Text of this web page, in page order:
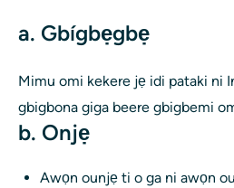
a. Gbígbẹgbẹ
Mimu omi kekere jẹ idi pataki ni
gbigbona giga beere gbigbemi
b. Onjẹ
Awọn ounjẹ ti o ga ni awọn